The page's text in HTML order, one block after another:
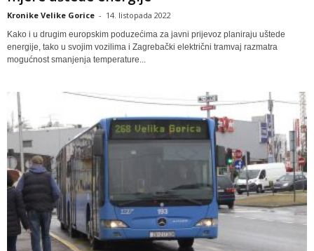
Kronike Velike Gorice - 14. listopada 2022
Kako i u drugim europskim poduzećima za javni prijevoz planiraju uštede
energije, tako u svojim vozilima i Zagrebački električni tramvaj razmatra
mogućnost smanjenja temperature...